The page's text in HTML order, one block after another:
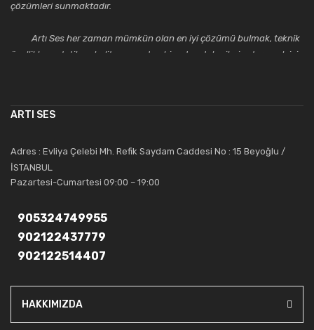
çözümleri sunmaktadır.
Artı Ses her zaman mümkün olan en iyi çözümü bulmak, teknik
özellikler, estetik ve kalite açısından bir adım daha ileriye taşımak için
saygıdeğer yerini kazanmıştır.
Artı Ses, güler yüzü ve deneyimi ile bu gün ve gelecekte
güvenebileceğiniz bir tercihtir.
ARTI SES
Adres : Evliya Çelebi Mh. Refik Saydam Caddesi No : 15 Beyoğlu /
İSTANBUL
Pazartesi-Cumartesi 09:00 – 19:00
905324749955
902122437779
902122514407
HAKKIMIZDA